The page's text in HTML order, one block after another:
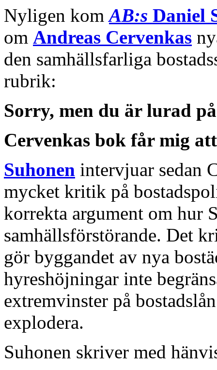
Nyligen komAB:s Daniel
om Andreas Cervenkas
den samhällsfarliga
rubrik:
Sorry, men du är lurad
Cervenkas bok får mig
Suhonen intervjuar sedan
mycket kritik på
korrekta argument om hur
samhällsförstörande. Det
gör byggandet av nya
hyreshöjningar inte
extremvinster på
explodera.
Suhonen skriver med